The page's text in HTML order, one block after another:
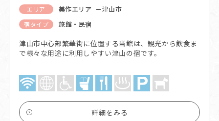
エリア 美作エリア －津山市
宿タイプ 旅館・民宿
津山市中心部繁華街に位置する当館は、観光から飲食ま
で様々な用途に利用しやすい津山の宿です。
詳細をみる